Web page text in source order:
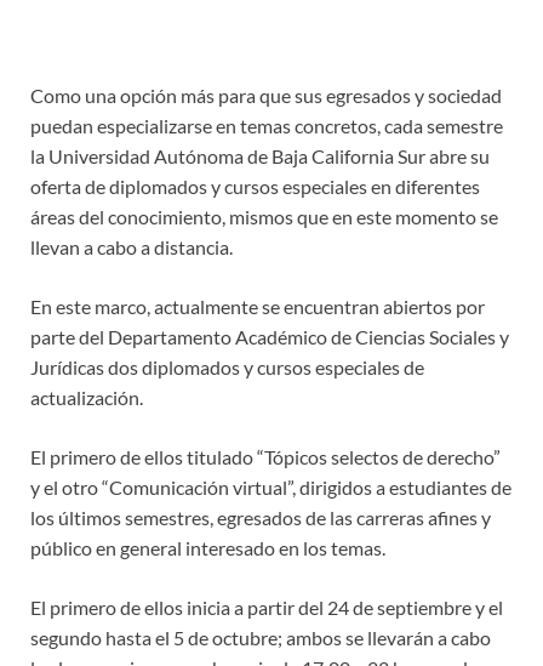
Como una opción más para que sus egresados y sociedad
puedan especializarse en temas concretos, cada semestre
la Universidad Autónoma de Baja California Sur abre su
oferta de diplomados y cursos especiales en diferentes
áreas del conocimiento, mismos que en este momento se
llevan a cabo a distancia.
En este marco, actualmente se encuentran abiertos por
parte del Departamento Académico de Ciencias Sociales y
Jurídicas dos diplomados y cursos especiales de
actualización.
El primero de ellos titulado “Tópicos selectos de derecho”
y el otro “Comunicación virtual”, dirigidos a estudiantes de
los últimos semestres, egresados de las carreras afines y
público en general interesado en los temas.
El primero de ellos inicia a partir del 24 de septiembre y el
segundo hasta el 5 de octubre; ambos se llevarán a cabo